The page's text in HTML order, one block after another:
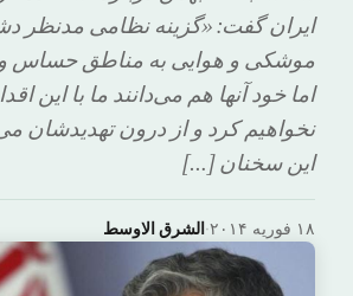
ایران گفت: «گزینه نظامی مدنظر
موشکی و هوایی به مناطق حساس
اما خود آنها هم می‌دانند ما با این
نخواهیم کرد و از درون تهدیدشان
این سخنان […]
الشرق الاوسط· ۱۸ فوریه ۲۰۱۴